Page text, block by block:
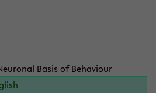
Basis of Behaviour